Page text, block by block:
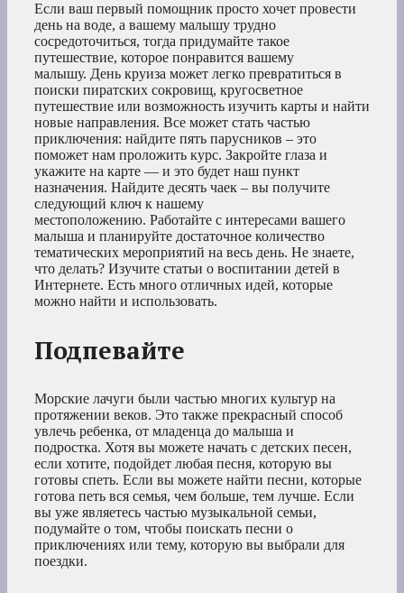
Если ваш первый помощник просто хочет провести
день на воде, а вашему малышу трудно
сосредоточиться, тогда придумайте такое
путешествие, которое понравится вашему
малышу. День круиза может легко превратиться в
поиски пиратских сокровищ, кругосветное
путешествие или возможность изучить карты и найти
новые направления. Все может стать частью
приключения: найдите пять парусников – это
поможет нам проложить курс. Закройте глаза и
укажите на карте — и это будет наш пункт
назначения. Найдите десять чаек – вы получите
следующий ключ к нашему
местоположению. Работайте с интересами вашего
малыша и планируйте достаточное количество
тематических мероприятий на весь день. Не знаете,
что делать? Изучите статьи о воспитании детей в
Интернете. Есть много отличных идей, которые
можно найти и использовать.
Подпевайте
Морские лачуги были частью многих культур на
протяжении веков. Это также прекрасный способ
увлечь ребенка, от младенца до малыша и
подростка. Хотя вы можете начать с детских песен,
если хотите, подойдет любая песня, которую вы
готовы спеть. Если вы можете найти песни, которые
готова петь вся семья, чем больше, тем лучше. Если
вы уже являетесь частью музыкальной семьи,
подумайте о том, чтобы поискать песни о
приключениях или тему, которую вы выбрали для
поездки.